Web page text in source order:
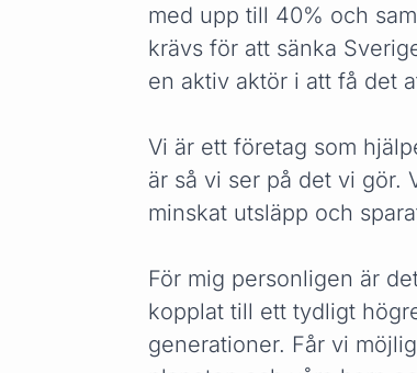
med upp till 40% och
krävs för att sänka
en aktiv aktör i att få det
Vi är ett företag som
är så vi ser på det vi gör.
minskat utsläpp och
För mig personligen är
kopplat till ett tydligt
generationer. Får vi